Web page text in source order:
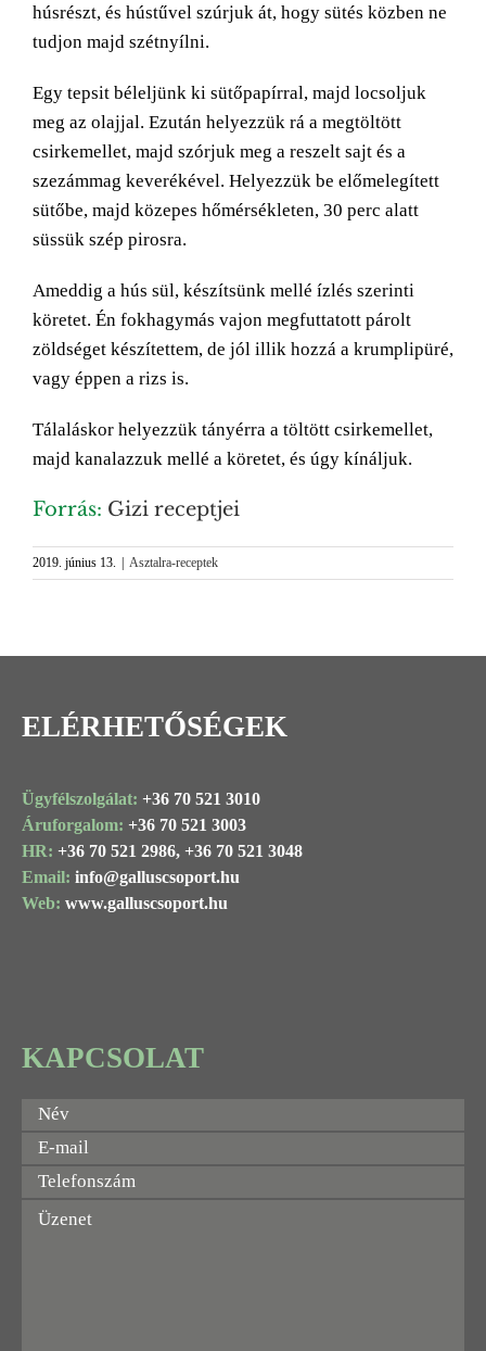
húsrészt, és hústűvel szúrjuk át, hogy sütés közben ne
tudjon majd szétnyílni.
Egy tepsit béleljünk ki sütőpapírral, majd locsoljuk
meg az olajjal. Ezután helyezzük rá a megtöltött
csirkemellet, majd szórjuk meg a reszelt sajt és a
szezámmag keverékével. Helyezzük be előmelegített
sütőbe, majd közepes hőmérsékleten, 30 perc alatt
süssük szép pirosra.
Ameddig a hús sül, készítsünk mellé ízlés szerinti
köretet. Én fokhagymás vajon megfuttatott párolt
zöldséget készítettem, de jól illik hozzá a krumplipüré,
vagy éppen a rizs is.
Tálaláskor helyezzük tányérra a töltött csirkemellet,
majd kanalazzuk mellé a köretet, és úgy kínáljuk.
Forrás: Gizi receptjei
2019. június 13. | Asztalra-receptek
ELÉRHETŐSÉGEK
Ügyfélszolgálat: +36 70 521 3010
Áruforgalom: +36 70 521 3003
HR: +36 70 521 2986, +36 70 521 3048
Email: info@galluscsoport.hu
Web: www.galluscsoport.hu
KAPCSOLAT